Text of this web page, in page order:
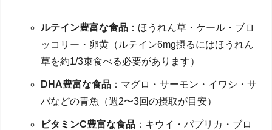
ルテイン豊富な食品 ：ほうれん草・ケール・ブロ
ッコリー・卵黄（ルテイン6mg摂るにはほうれん
草を約1/3束食べる必要があります）
DHA豊富な食品 ：マグロ・サーモン・イワシ・サ
バなどの青魚（週2〜3回の摂取が目安）
ビタミンC豊富な食品 ：キウイ・パプリカ・ブロ